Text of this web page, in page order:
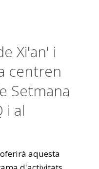
Xi'an' i
centren
Setmana
i al
aquesta